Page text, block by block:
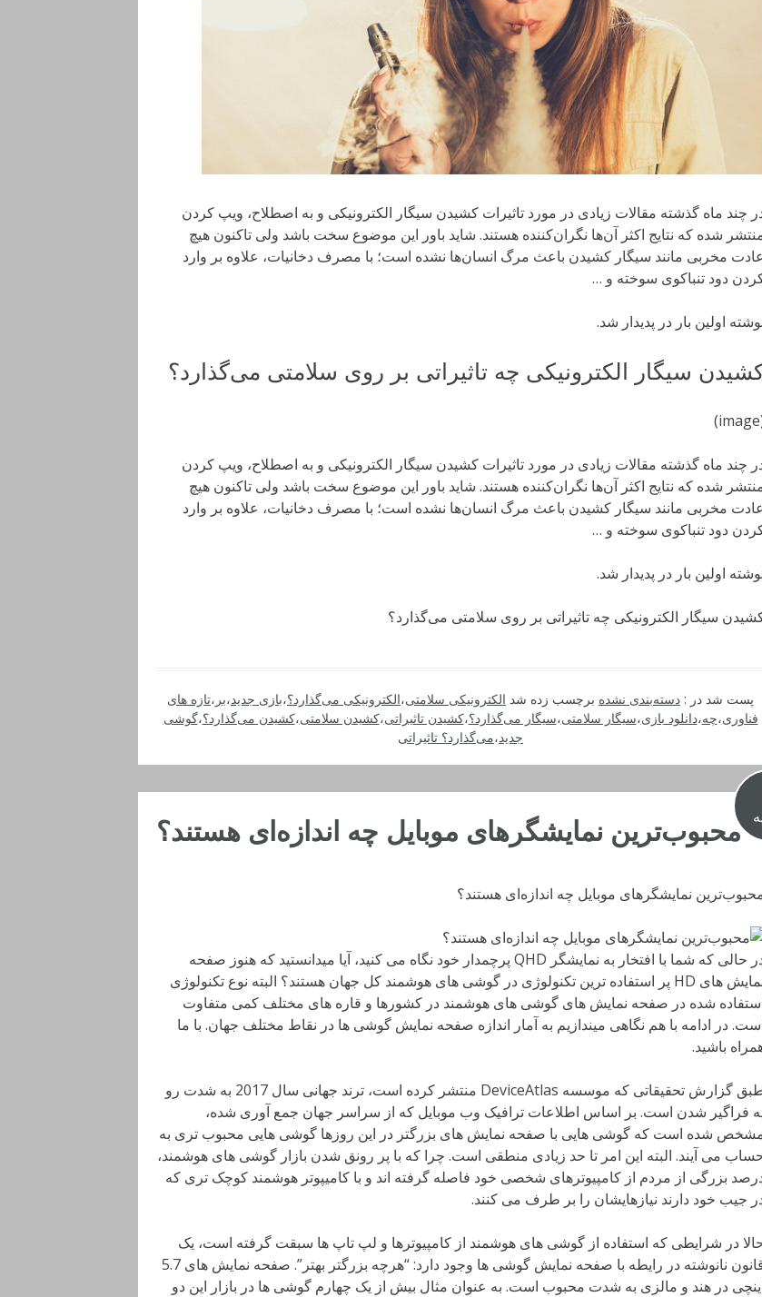
چند ماه گذشته مقالات زیادی در مورد تاثیرات کشیدن سیگار الکترونیکی و به اصطلاح، ویپ کردن
شده که نتایج اکثر آن‌ها نگران‌کننده هستند. شاید باور این موضوع سخت باشد ولی تاکنون هیچ
عادت مخربی مانند سیگار کشیدن باعث مرگ انسان‌ها نشده است؛ با مصرف دخانیات، علاوه بر وارد
دود تنباکوی سوخته و …
اولین بار در پدیدار شد.
سیگار الکترونیکی چه تاثیراتی بر روی سلامتی می‌گذارد؟
چند ماه گذشته مقالات زیادی در مورد تاثیرات کشیدن سیگار الکترونیکی و به اصطلاح، ویپ کردن
شده که نتایج اکثر آن‌ها نگران‌کننده هستند. شاید باور این موضوع سخت باشد ولی تاکنون هیچ
عادت مخربی مانند سیگار کشیدن باعث مرگ انسان‌ها نشده است؛ با مصرف دخانیات، علاوه بر وارد
دود تنباکوی سوخته و …
اولین بار در پدیدار شد.
سیگار الکترونیکی چه تاثیراتی بر روی سلامتی می‌گذارد؟
پست شد در : دسته‌بندی نشده برچسب زده شد الکترونیکی سلامتی،الکترونیکی می‌گذارد؟،بازی جدید،بر ،تازه های
فناوری،چه،دانلود بازی،سیگار سلامتی،سیگار می‌گذارد؟،کشیدن تاثیراتی،کشیدن سلامتی،کشیدن می‌گذارد؟،گوشی
جدید،می‌گذارد؟ تاثیراتی
محبوب‌ترین نمایشگرهای موبایل چه اندازه‌ای هستند؟
نمایشگرهای موبایل چه اندازه‌ای هستند؟
در حالی که شما با افتخار به نمایشگر QHD پرچمدار خود نگاه می کنید، آیا میدانستید که هنوز صفحه
نمایش های HD پر استفاده ترین تکنولوژی در گوشی های هوشمند کل جهان هستند؟ البته نوع تکنولوژی
شده در صفحه نمایش های گوشی های هوشمند در کشورها و قاره های مختلف کمی متفاوت
در ادامه با هم نگاهی میندازیم به آمار اندازه صفحه نمایش گوشی ها در نقاط مختلف جهان. با ما
باشید.
طبق گزارش تحقیقاتی که موسسه DeviceAtlas منتشر کرده است، ترند جهانی سال 2017 به شدت رو
فراگیر شدن است. بر اساس اطلاعات ترافیک وب موبایل که از سراسر جهان جمع آوری شده،
شده است که گوشی هایی با صفحه نمایش های بزرگتر در این روزها گوشی هایی محبوب تری به
می آیند. البته این امر تا حد زیادی منطقی است. چرا که با پر رونق شدن بازار گوشی های هوشمند،
بزرگی از مردم از کامپیوترهای شخصی خود فاصله گرفته اند و با کامیپوتر هوشمند کوچک تری که
جیب خود دارند نیازهایشان را بر طرف می کنند.
در شرایطی که استفاده از گوشی های هوشمند از کامپیوترها و لپ تاپ ها سبقت گرفته است، یک
قانون نانوشته در رایطه با صفحه نمایش گوشی ها وجود دارد: “هرچه بزرگتر بهتر”. صفحه نمایش های 5.7
در هند و مالزی به شدت محبوب است. به عنوان مثال بیش از یک چهارم گوشی ها در بازار این دو